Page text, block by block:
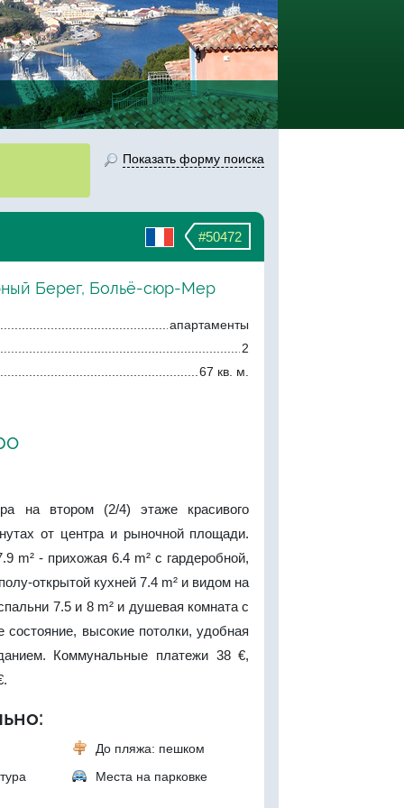
Показать форму поиска
#50472
Берег, Больё-сюр-Мер
апартаменты
2
67 кв. м.
на втором (2/4) этаже красивого
от центра и рыночной площади.
m² - прихожая 6.4 m² с гардеробной,
открытой кухней 7.4 m² и видом на
7.5 и 8 m² и душевая комната с
высокие потолки, удобная
Коммунальные платежи 38 €,
До пляжа: пешком
Места на парковке